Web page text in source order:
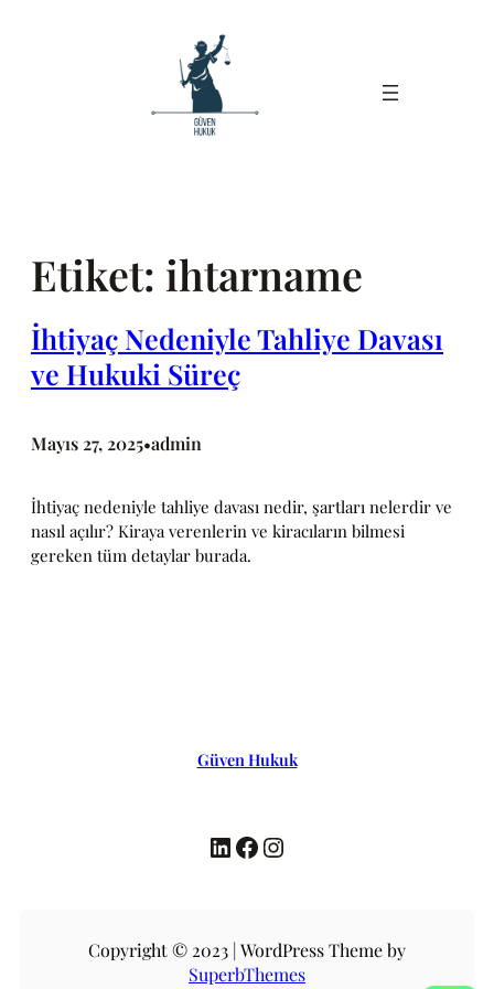
Etiket: ihtarname
İhtiyaç Nedeniyle Tahliye Davası
ve Hukuki Süreç
Mayıs 27, 2025•admin
İhtiyaç nedeniyle tahliye davası nedir, şartları nelerdir ve
nasıl açılır? Kiraya verenlerin ve kiracıların bilmesi
gereken tüm detaylar burada.
Güven Hukuk
LinkedIn Facebook Instagram
Copyright © 2023 | WordPress Theme by
SuperbThemes